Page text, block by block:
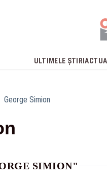
ULTIMELE ȘTIRI
George Simion
SIMION"